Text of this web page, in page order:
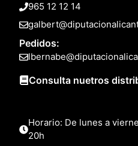
965 12 12 14
Pedidos:
Consulta nuetros
Horario: De lunes a
20h